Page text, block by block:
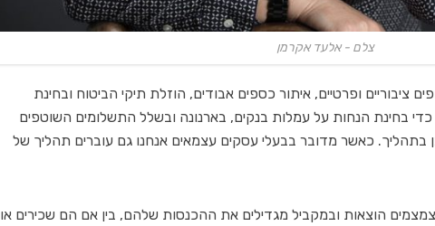
צלם - אלעד אקרמן
ציבוריים ופרטיים, איתור כספים אבודים, הוזלת תיקי הביטוח ובחינת
כדי בחינת הנחות על עמלות בנקים, בארנונה ובשלל התשלומים השוטפים
בתהליך. כאשר מדובר בבעלי עסקים עצמאים אנחנו גם עוברים תהליך של
הוצאות ובמקביל מגדילים את ההכנסות שלהם, בין אם הם שכירים או